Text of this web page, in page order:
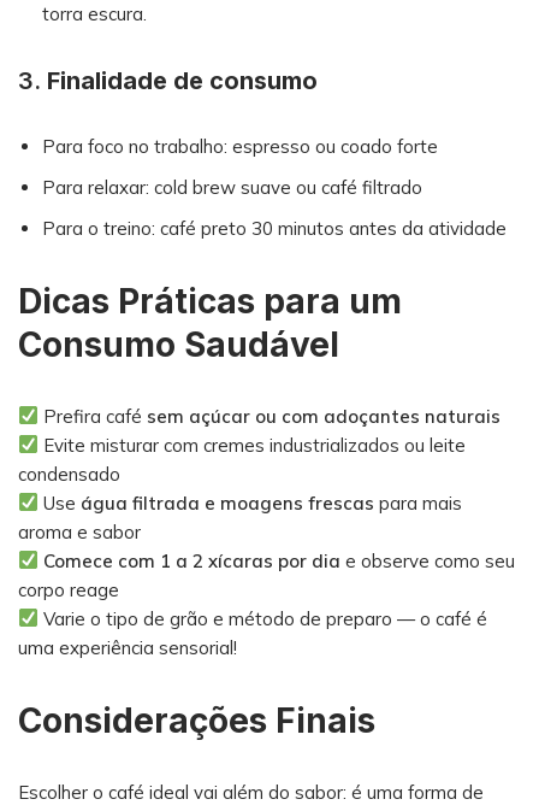
torra escura.
3. Finalidade de consumo
Para foco no trabalho: espresso ou coado forte
Para relaxar: cold brew suave ou café filtrado
Para o treino: café preto 30 minutos antes da atividade
Dicas Práticas para um
Consumo Saudável
Prefira café sem açúcar ou com adoçantes naturais
Evite misturar com cremes industrializados ou leite
condensado
Use água filtrada e moagens frescas para mais
aroma e sabor
Comece com 1 a 2 xícaras por dia e observe como seu
corpo reage
Varie o tipo de grão e método de preparo — o café é
uma experiência sensorial!
Considerações Finais
Escolher o café ideal vai além do sabor: é uma forma de